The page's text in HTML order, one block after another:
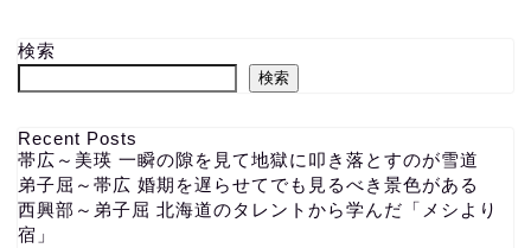
検索
検索
Recent Posts
帯広～美瑛 一瞬の隙を見て地獄に叩き落とすのが雪道
弟子屈～帯広 婚期を遅らせてでも見るべき景色がある
西興部～弟子屈 北海道のタレントから学んだ「メシより
宿」